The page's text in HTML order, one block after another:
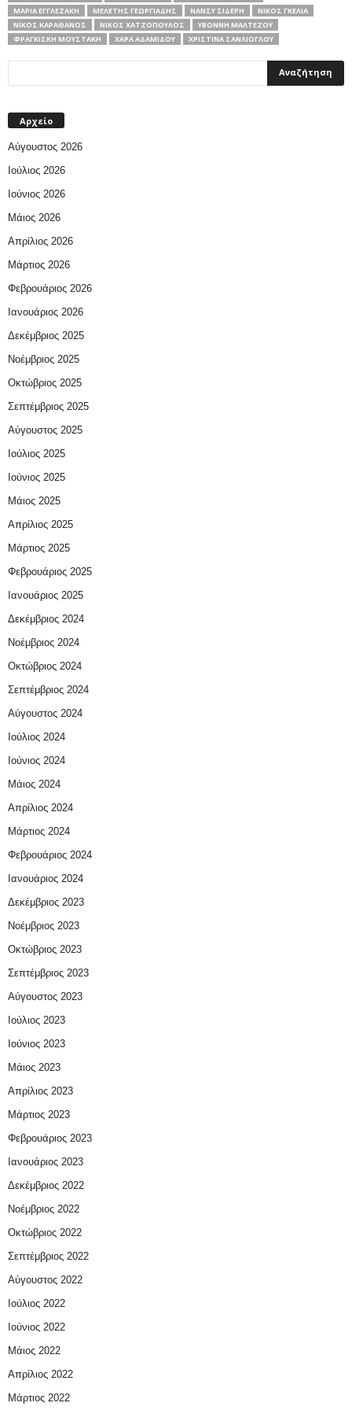
ΜΑΡΊΑ ΕΓΓΛΕΖΆΚΗ
ΜΕΛΈΤΗΣ ΓΕΩΡΓΙΆΔΗΣ ΝΆΝΣΥ ΣΙΔΈΡΗ
ΝΊΚΟΣ ΓΚΈΛΙΑ
ΝΊΚΟΣ ΚΑΡΑΘΆΝΟΣ
ΝΊΚΟΣ ΧΑΤΖΌΠΟΥΛΟΣ
ΥΒΌΝΝΗ ΜΑΛΤΈΖΟΥ
ΦΡΑΓΚΊΣΚΗ ΜΟΥΣΤΆΚΗ
ΧΑΡΆ ΑΔΑΜΊΔΟΥ ΧΡΙΣΤΊΝΑ ΣΑΝΛΊΟΓΛΟΥ
Αρχείο
Αύγουστος 2026
Ιούλιος 2026
Ιούνιος 2026
Μάιος 2026
Απρίλιος 2026
Μάρτιος 2026
Φεβρουάριος 2026
Ιανουάριος 2026
Δεκέμβριος 2025
Νοέμβριος 2025
Οκτώβριος 2025
Σεπτέμβριος 2025
Αύγουστος 2025
Ιούλιος 2025
Ιούνιος 2025
Μάιος 2025
Απρίλιος 2025
Μάρτιος 2025
Φεβρουάριος 2025
Ιανουάριος 2025
Δεκέμβριος 2024
Νοέμβριος 2024
Οκτώβριος 2024
Σεπτέμβριος 2024
Αύγουστος 2024
Ιούλιος 2024
Ιούνιος 2024
Μάιος 2024
Απρίλιος 2024
Μάρτιος 2024
Φεβρουάριος 2024
Ιανουάριος 2024
Δεκέμβριος 2023
Νοέμβριος 2023
Οκτώβριος 2023
Σεπτέμβριος 2023
Αύγουστος 2023
Ιούλιος 2023
Ιούνιος 2023
Μάιος 2023
Απρίλιος 2023
Μάρτιος 2023
Φεβρουάριος 2023
Ιανουάριος 2023
Δεκέμβριος 2022
Νοέμβριος 2022
Οκτώβριος 2022
Σεπτέμβριος 2022
Αύγουστος 2022
Ιούλιος 2022
Ιούνιος 2022
Μάιος 2022
Απρίλιος 2022
Μάρτιος 2022